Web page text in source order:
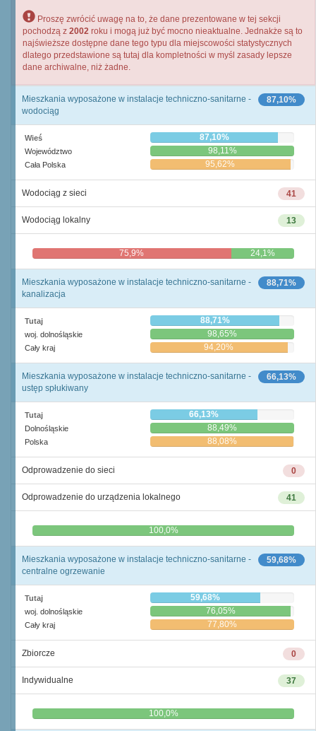
Proszę zwrócić uwagę na to, że dane prezentowane w tej sekcji
pochodzą z 2002 roku i mogą już być mocno nieaktualne. Jednakże są to
najświeższe dostępne dane tego typu dla miejscowości statystycznych
dlatego przedstawione są tutaj dla kompletności w myśl zasady lepsze
dane archiwalne, niż żadne.
87,10%
Mieszkania wyposażone w instalacje techniczno-sanitarne -
wodociąg
Wieś 87,10%
Województwo 98,11%
Cała Polska 95,62%
41
Wodociąg z sieci
13
Wodociąg lokalny
75,9% 24,1%
88,71%
Mieszkania wyposażone w instalacje techniczno-sanitarne -
kanalizacja
Tutaj 88,71%
woj. dolnośląskie 98,65%
Cały kraj 94,20%
66,13%
Mieszkania wyposażone w instalacje techniczno-sanitarne -
ustęp spłukiwany
Tutaj 66,13%
Dolnośląskie 88,49%
Polska 88,08%
0
Odprowadzenie do sieci
41
Odprowadzenie do urządzenia lokalnego
0,0% 100,0%
59,68%
Mieszkania wyposażone w instalacje techniczno-sanitarne -
centralne ogrzewanie
Tutaj 59,68%
woj. dolnośląskie 76,05%
Cały kraj 77,80%
0
Zbiorcze
37
Indywidualne
0,0% 100,0%